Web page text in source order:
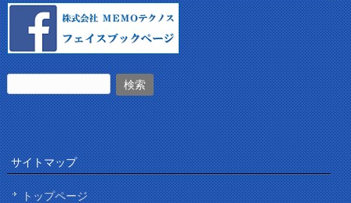
サイトマップ
トップページ